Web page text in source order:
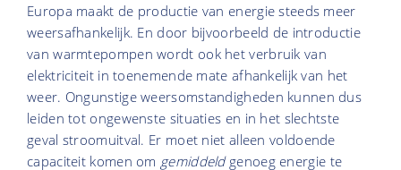
Europa maakt de productie van energie steeds meer
weersafhankelijk. En door bijvoorbeeld de introductie
van warmtepompen wordt ook het verbruik van
elektriciteit in toenemende mate afhankelijk van het
weer. Ongunstige weersomstandigheden kunnen dus
leiden tot ongewenste situaties en in het slechtste
geval stroomuitval. Er moet niet alleen voldoende
capaciteit komen om gemiddeld genoeg energie te